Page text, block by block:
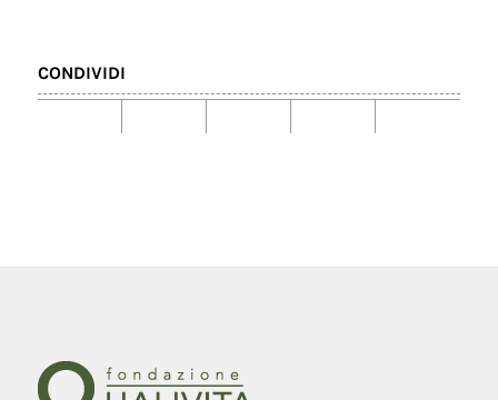
CONDIVIDI